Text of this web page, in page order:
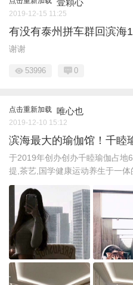
壹顆心
2019-12-15 11:25
有没有泰州拼车群回滨海
谢谢
53996 0
点击重新加载 唯心也
2019-12-10 15:12
滨海最大的瑜伽馆！千睦
于2019年创办创办千睦瑜伽占地
提,茶艺,国学健康运动养生于一体